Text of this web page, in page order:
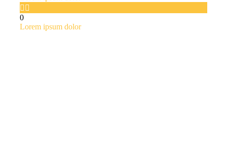
 
0
Lorem ipsum dolor